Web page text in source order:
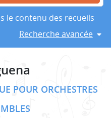
le contenu des recueils
Recherche avancée
POUR ORCHESTRES